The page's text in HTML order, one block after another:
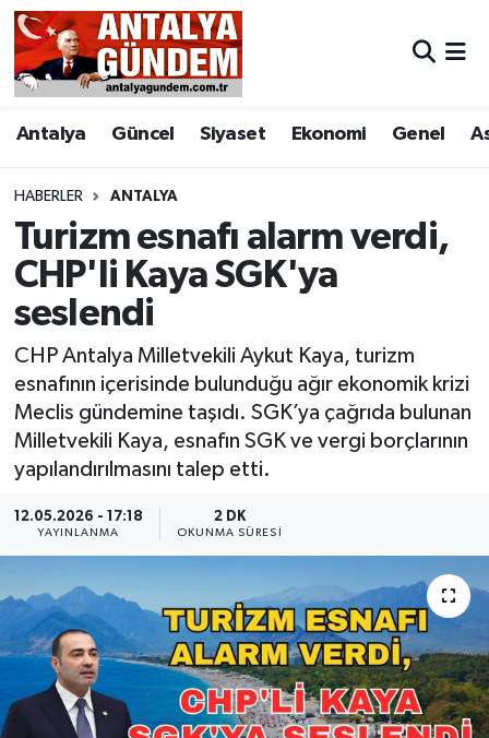
Antalya Güncel Siyaset Ekonomi Genel
HABERLER ANTALYA
Turizm esnafı alarm verdi,
CHP'li Kaya SGK'ya
seslendi
CHP Antalya Milletvekili Aykut Kaya, turizm
esnafının içerisinde bulunduğu ağır ekonomik krizi
Meclis gündemine taşıdı. SGK’ya çağrıda bulunan
Milletvekili Kaya, esnafın SGK ve vergi borçlarının
yapılandırılmasını talep etti.
12.05.2026 - 17:18
YAYINLANMA
2 DK
OKUNMA SÜRESI
Antalya
Asayiş
Bilim & Teknoloji
Bölge
EĞİTİM
Ekonomi
Genel
Görüntülü Haber
Güncel
Kültür & Sanat
Magazin
Resmi İlan
Antalya Nöbetçi Eczaneler
Antalya Hava Durumu
Antalya Namaz Vakitleri
Antalya Trafik Yoğunluk Haritası
Süper Lig Puan Durumu ve Fikstür
Tüm Manşetler
Son Dakika Haberleri
Haber Arşivi